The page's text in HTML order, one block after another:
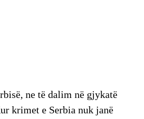
ne të dalim në gjykatë
krimet e Serbia nuk janë